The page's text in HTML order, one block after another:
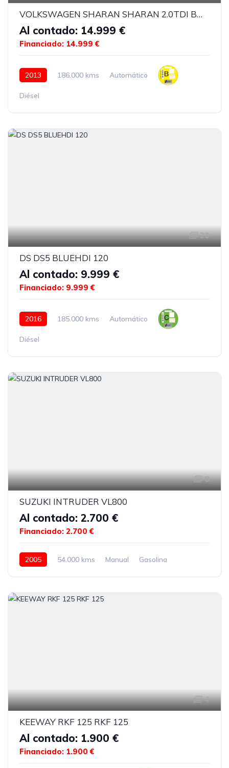
VOLKSWAGEN SHARAN SHARAN 2.0TDI BMT
Al contado: 14.999 €
Financiado: 14.999 €
2013 186.000 kms Automático
Diésel
20
DS DS5 BLUEHDI 120
Al contado: 9.999 €
Financiado: 9.999 €
2016 185.000 kms Automático
Diésel
8
SUZUKI INTRUDER VL800
Al contado: 2.700 €
Financiado: 2.700 €
2005 54.000 kms Manual Gasolina
4
KEEWAY RKF 125 RKF 125
Al contado: 1.900 €
Financiado: 1.900 €